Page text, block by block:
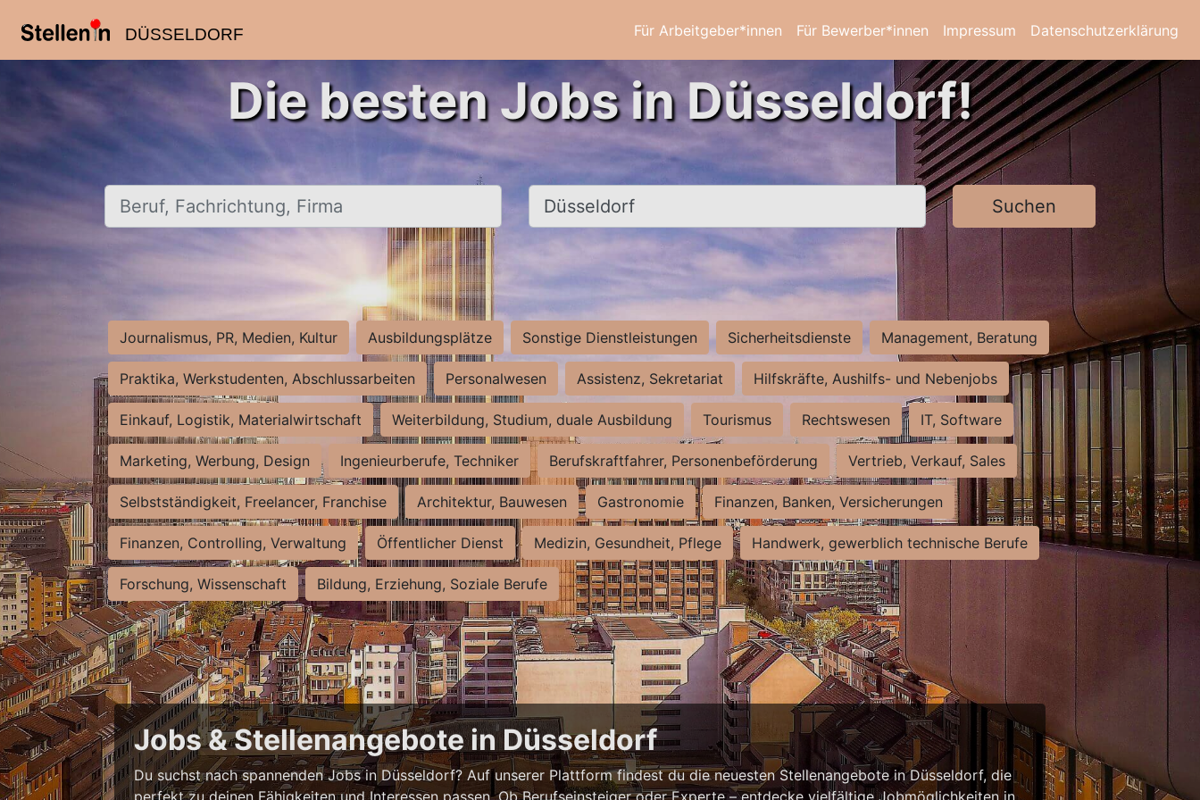
DÜSSELDORF Für Arbeitgeber*innen Für Bewerber*innen Impressum Datenschutzerklärung
Die besten Jobs in Düsseldorf!
Beruf, Fachrichtung, Firma Ort, Stadt Suchen
Journalismus, PR, Medien, Kultur Ausbildungsplätze Sonstige Dienstleistungen Sicherheitsdienste Management, Beratung
Praktika, Werkstudenten, Abschlussarbeiten Personalwesen Assistenz, Sekretariat Hilfskräfte, Aushilfs- und Nebenjobs
Einkauf, Logistik, Materialwirtschaft Weiterbildung, Studium, duale Ausbildung Tourismus Rechtswesen IT, Software
Marketing, Werbung, Design Ingenieurberufe, Techniker Berufskraftfahrer, Personenbeförderung Vertrieb, Verkauf, Sales
Selbstständigkeit, Freelancer, Franchise Architektur, Bauwesen Gastronomie Finanzen, Banken, Versicherungen
Finanzen, Controlling, Verwaltung Öffentlicher Dienst Medizin, Gesundheit, Pflege Handwerk, gewerblich technische Berufe
Forschung, Wissenschaft Bildung, Erziehung, Soziale Berufe
Jobs & Stellenangebote in Düsseldorf
Du suchst nach spannenden Jobs in Düsseldorf? Auf unserer Plattform findest du die neuesten Stellenangebote in Düsseldorf, die